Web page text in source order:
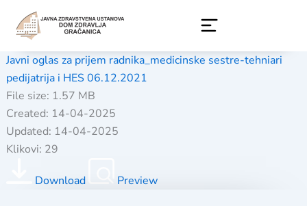
content
Javni oglas za prijem radnika_medicinske sestre-tehniari
pedijatrija i HES 06.12.2021
File size: 1.57 MB
Created: 14-04-2025
Updated: 14-04-2025
Klikovi: 29
Download Preview